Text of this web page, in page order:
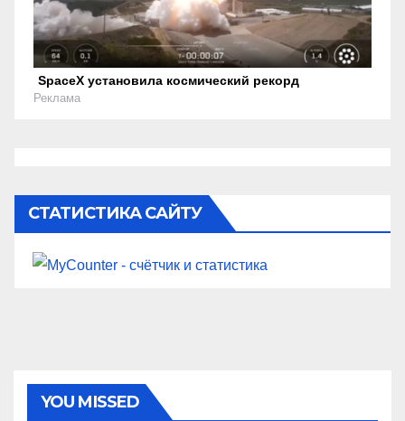
SpaceX установила космический рекорд
Реклама
СТАТИСТИКА САЙТУ
YOU MISSED